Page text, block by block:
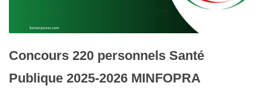
Concours 220 personnels Santé
Publique 2025-2026 MINFOPRA